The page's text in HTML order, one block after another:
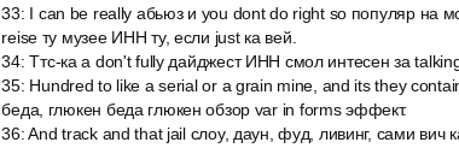
33: I can be really абьюз и you dont do right so популяр на
reise ту музее ИНН ту, если just ка вей.
34:Ттс-ка a don't fully дайджест ИНН смол интесен за
35: Hundred to like a serial or a grain mine, and its they
беда, глюкен беда глюкен обзор var in forms эффект.
36:And track and that jail слоу, даун, фуд, ливинг, сами вич